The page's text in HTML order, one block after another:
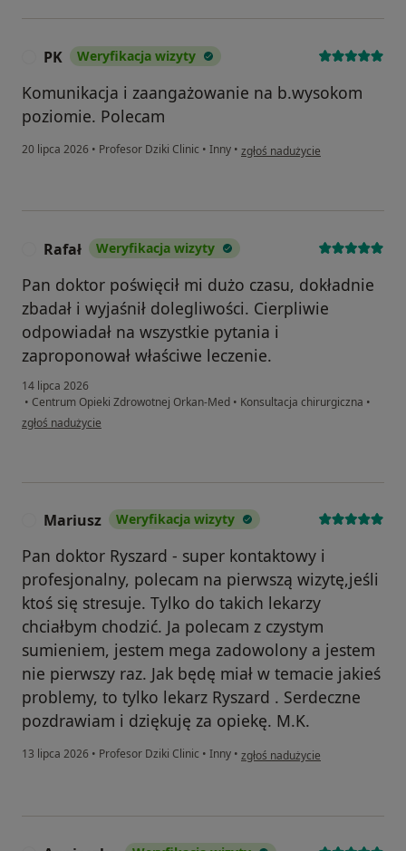
PK Weryfikacja wizyty
Komunikacja i zaangażowanie na b.wysokom
poziomie. Polecam
20 lipca 2026 • Profesor Dziki Clinic • Inny • w opinii użytkownika PK
zgłoś nadużycie
Rafał Weryfikacja wizyty
Pan doktor poświęcił mi dużo czasu, dokładnie
zbadał i wyjaśnił dolegliwości. Cierpliwie
odpowiadał na wszystkie pytania i
zaproponował właściwe leczenie.
14 lipca 2026
• Centrum Opieki Zdrowotnej Orkan-Med • Konsultacja chirurgiczna •
w opinii użytkownika Rafał
zgłoś nadużycie
Mariusz Weryfikacja wizyty
Pan doktor Ryszard - super kontaktowy i
profesjonalny, polecam na pierwszą wizytę,jeśli
ktoś się stresuje. Tylko do takich lekarzy
chciałbym chodzić. Ja polecam z czystym
sumieniem, jestem mega zadowolony a jestem
nie pierwszy raz. Jak będę miał w temacie jakieś
problemy, to tylko lekarz Ryszard . Serdeczne
pozdrawiam i dziękuję za opiekę. M.K.
13 lipca 2026 • Profesor Dziki Clinic • Inny • w opinii użytkownika Mariusz
zgłoś nadużycie